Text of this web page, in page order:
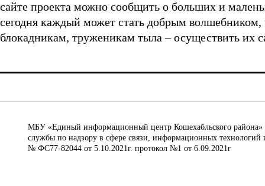
сайте проекта можно сообщить о больших и
сегодня каждый может стать добрым
блокадникам, труженикам тыла – осуществить их
МБУ «Единый информационный центр Кошехабльского района»
службы по надзору в сфере связи, информационных
№ ФС77-82044 от 5.10.2021г. протокол №1 от 6.09.2021г